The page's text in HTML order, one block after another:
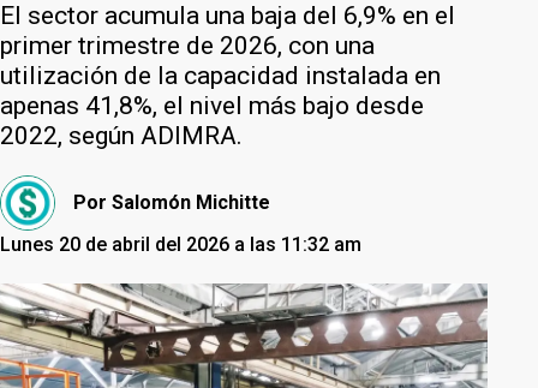
El sector acumula una baja del 6,9% en el
primer trimestre de 2026, con una
utilización de la capacidad instalada en
apenas 41,8%, el nivel más bajo desde
2022, según ADIMRA.
Por Salomón Michitte
Lunes 20 de abril del 2026 a las 11:32 am